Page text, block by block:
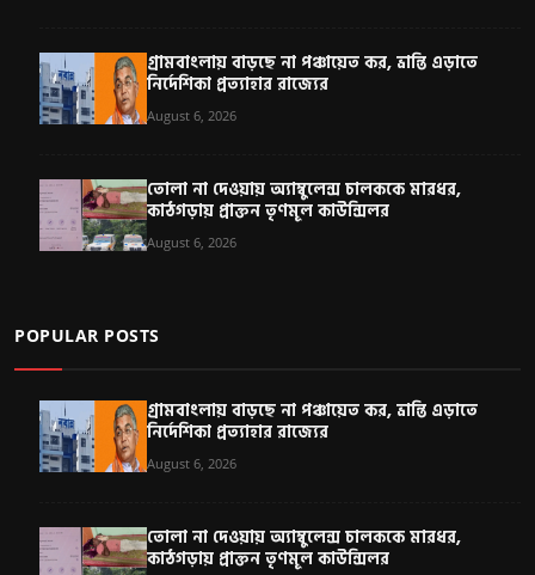
গ্রামবাংলায় বাড়ছে না পঞ্চায়েত কর, ভ্রান্তি এড়াতে
নির্দেশিকা প্রত্যাহার রাজ্যের
August 6, 2026
তোলা না দেওয়ায় অ্যাম্বুলেন্স চালককে মারধর,
কাঠগড়ায় প্রাক্তন তৃণমূল কাউন্সিলর
August 6, 2026
POPULAR POSTS
গ্রামবাংলায় বাড়ছে না পঞ্চায়েত কর, ভ্রান্তি এড়াতে
নির্দেশিকা প্রত্যাহার রাজ্যের
August 6, 2026
তোলা না দেওয়ায় অ্যাম্বুলেন্স চালককে মারধর,
কাঠগড়ায় প্রাক্তন তৃণমূল কাউন্সিলর